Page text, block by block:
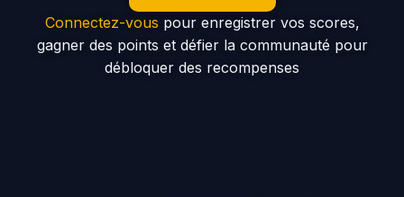
Connectez-vous pour enregistrer vos scores,
gagner des points et défier la communauté pour
débloquer des recompenses